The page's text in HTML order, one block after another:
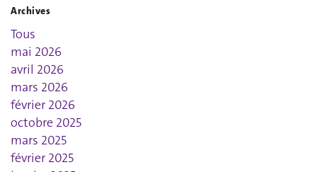
Archives
Tous
mai 2026
avril 2026
mars 2026
février 2026
octobre 2025
mars 2025
février 2025